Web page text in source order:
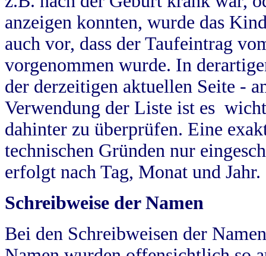
anzeigen konnten, wurde das
auch vor, dass der Taufeintrag
vorgenommen wurde. In
der derzeitigen aktuellen Seite -
Verwendung der Liste ist es
dahinter zu überprüfen. Eine
technischen Gründen nur
erfolgt nach Tag, Monat und Jahr.
Schreibweise der Namen
Bei den Schreibweisen der